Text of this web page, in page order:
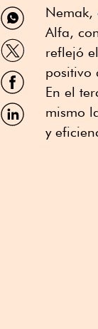
Compartir
por
WhatsApp
Compartir
por
Twitter
Compartir
por
Facebook
Compartir
por
Nemak,
Alfa,
reflejó
positivo
En el
mismo
y